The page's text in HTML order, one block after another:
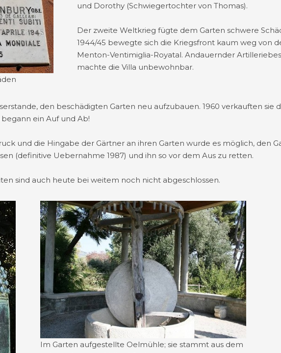
und Dorothy (Schwiegertochter von Thomas).
Der zweite Weltkrieg fügte dem Garten schwere
1944/45 bewegte sich die Kriegsfront kaum weg von
Menton-Ventimiglia-Royatal. Andauernder
machte die Villa unbewohnbar.
den beschädigten Garten neu aufzubauen. 1960 verkauften sie
ein Auf und Ab!
und die Hingabe der Gärtner an ihren Garten wurde es möglich, den
(definitive Uebernahme 1987) und ihn so vor dem Aus zu retten.
sind auch heute bei weitem noch nicht abgeschlossen.
Im Garten aufgestellte Oelmühle; sie stammt aus dem